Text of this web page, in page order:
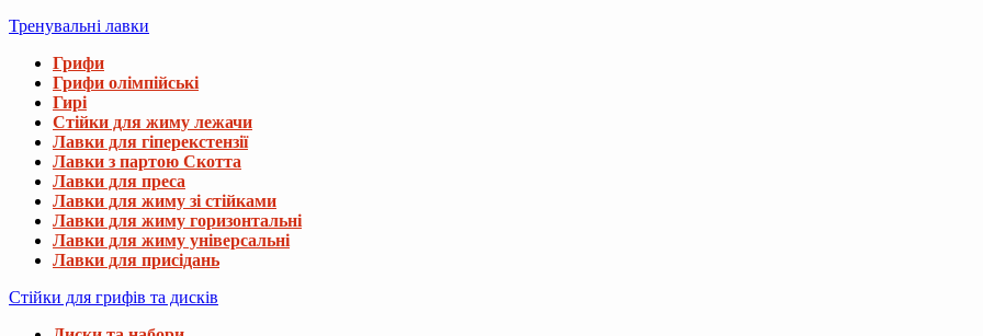
Тренувальні лавки
Грифи
Грифи олімпійські
Гирі
Стійки для жиму лежачи
Лавки для гіперекстензії
Лавки з партою Скотта
Лавки для преса
Лавки для жиму зі стійками
Лавки для жиму горизонтальні
Лавки для жиму універсальні
Лавки для присідань
Стійки для грифів та дисків